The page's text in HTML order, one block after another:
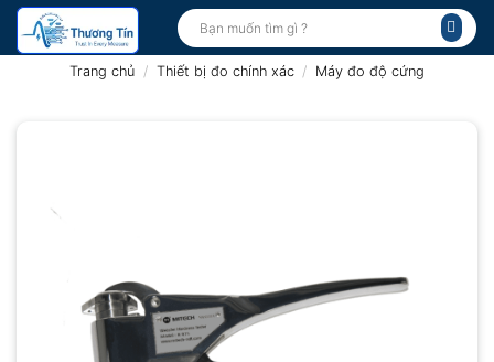
Bỏ
qua
Tìm
kiếm:
Trang chủ / Thiết bị đo chính xác / Máy đo độ cứng